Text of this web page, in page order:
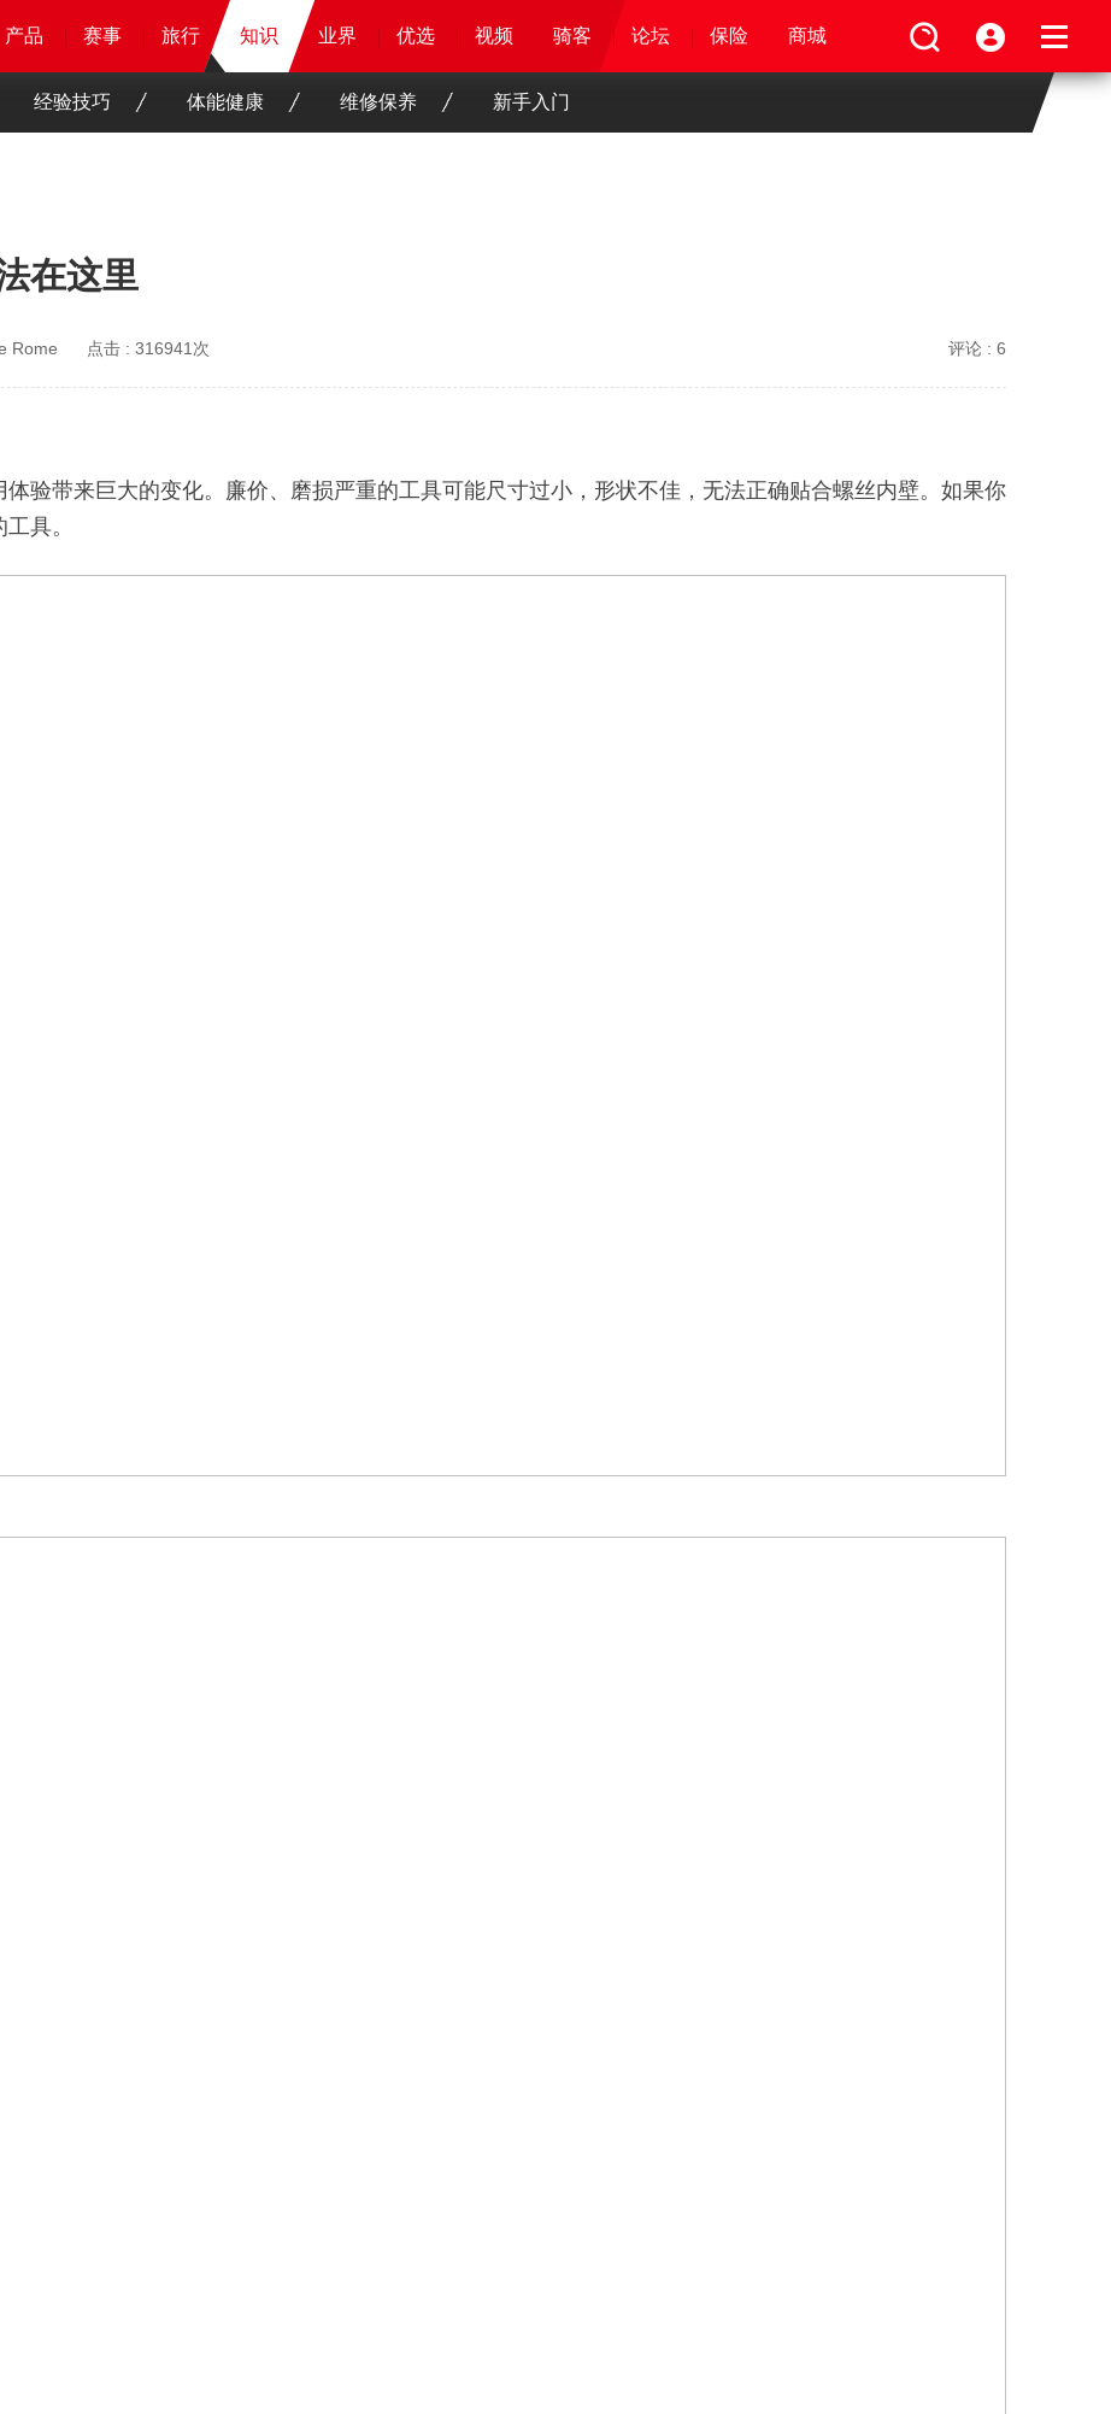
产品 赛事 业界 优选 骑客 论坛 保险 商城
产品 赛事 旅行 知识 业界 优选 骑客 视频 论坛 保险 商城
产品 赛事 旅行 知识 业界 优选 视频 骑客 论坛 保险 商城
产品 赛事 旅行 知识 业界 优选 视频 骑客 论坛 保险 商城
经验技巧 体能健康 维修保养 新手入门
在这里
Rome 点击 : 316941次 评论 : 6
验带来巨大的变化。廉价、磨损严重的工具可能尺寸过小，形状不佳，无法正确贴合螺丝内壁。如果你
具。